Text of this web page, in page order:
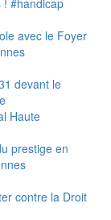
! #handicap
avec le Foyer
devant le
Haute
prestige en
contre la Droit